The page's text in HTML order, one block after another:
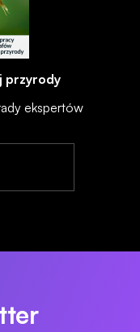
przyrody
ekspertów